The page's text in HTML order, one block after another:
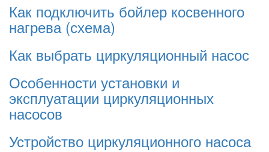
Как подключить бойлер косвенного
нагрева (схема)
Как выбрать циркуляционный насос
Особенности установки и
эксплуатации циркуляционных
насосов
Устройство циркуляционного насоса